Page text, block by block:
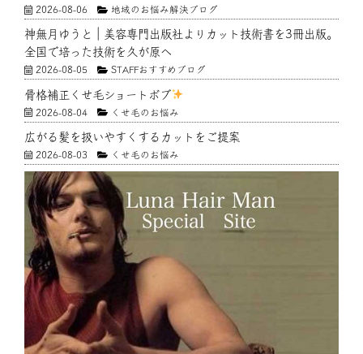
2026-08-06 地域のお悩み解決ブログ
神無月ゆうと｜美容専門出版社よりカット技術書を3冊出版。
全国で培った技術を久が原へ
2026-08-05 STAFFおすすめブログ
骨格補正くせ毛ショートボブ
2026-08-04 くせ毛のお悩み
広がる髪を扱いやすくするカットをご提案
2026-08-03 くせ毛のお悩み